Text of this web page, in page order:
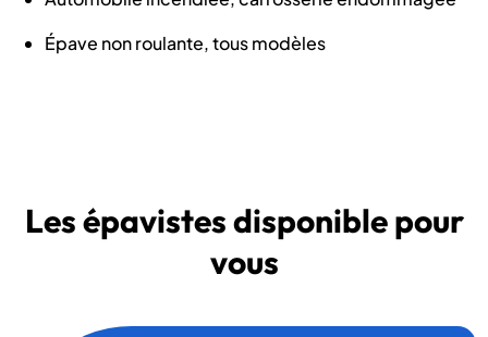
Épave non roulante, tous modèles
Les épavistes disponible pour
vous